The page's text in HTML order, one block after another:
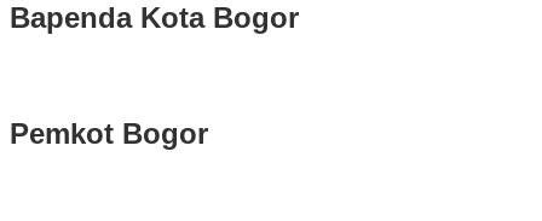
Bapenda Kota Bogor
Pemkot Bogor